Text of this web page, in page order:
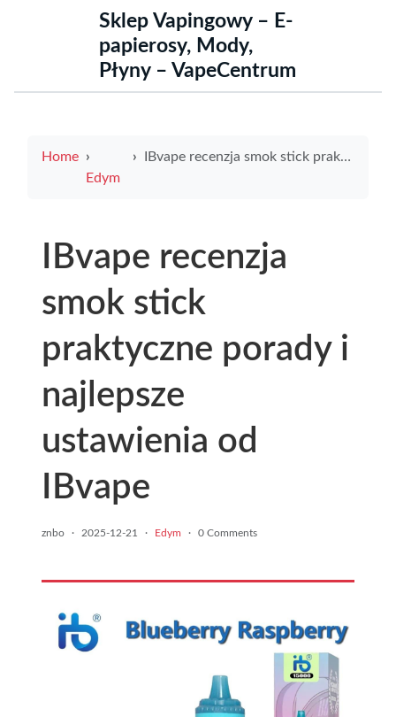
Sklep Vapingowy – E-
papierosy, Mody,
Płyny – VapeCentrum
Home
Edym
IBvape recenzja smok stick praktyczne porady i najlepsze ustawienia od IBvape
IBvape recenzja
smok stick
praktyczne porady i
najlepsze
ustawienia od
IBvape
znbo · 2025-12-21 · Edym · 0 Comments